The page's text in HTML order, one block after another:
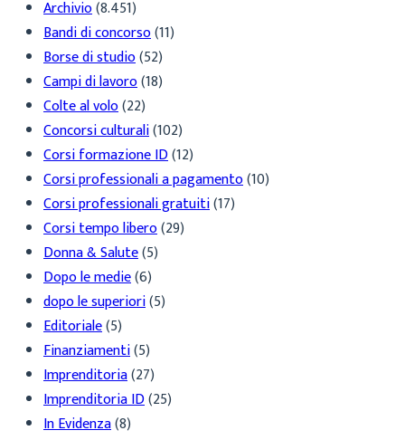
Archivio(8.451)
Bandi di concorso(11)
Borse di studio(52)
Campi di lavoro(18)
Colte al volo(22)
Concorsi culturali(102)
Corsi formazione ID(12)
Corsi professionali a pagamento(10)
Corsi professionali gratuiti(17)
Corsi tempo libero(29)
Donna & Salute(5)
Dopo le medie(6)
dopo le superiori(5)
Editoriale(5)
Finanziamenti(5)
Imprenditoria(27)
Imprenditoria ID(25)
In Evidenza(8)